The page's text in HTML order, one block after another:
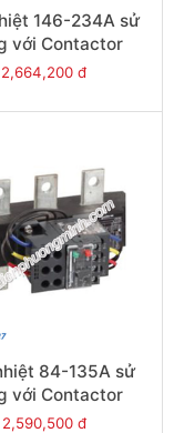
146-234A sử
với Contactor
E400 - Model
2,664,200 đ
84-135A sử
với Contactor
E160 - Model
2,590,500 đ